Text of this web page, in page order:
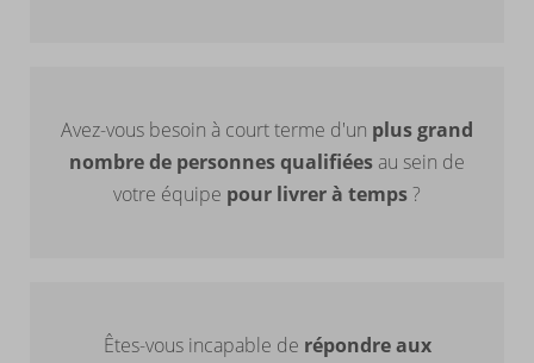
Avez-vous besoin à court terme d'un plus grand
nombre de personnes qualifiées au sein de
votre équipe pour livrer à temps?
Êtes-vous incapable de répondre aux